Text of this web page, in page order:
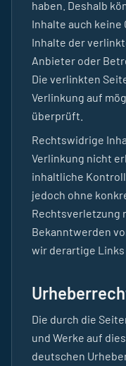
haben. Deshalb
Inhalte auch keine
Inhalte der
Anbieter oder
Die verlinkten
Verlinkung auf
überprüft.
Rechtswidrige
Verlinkung nicht
inhaltliche
jedoch ohne
Rechtsverletzung
Bekanntwerden
wir derartige
Die durch die
und Werke auf
deutschen